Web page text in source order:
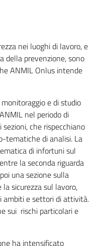
nei luoghi di lavoro, e
della prevenzione, sono
ANMIL Onlus intende
e di studio
nel periodo di
che rispecchiano
tematiche di analisi. La
di infortuni sul
la seconda riguarda
una sezione sulla
sicurezza sul lavoro,
ambiti e settori di attività.
sui rischi particolari e
ha intensificato